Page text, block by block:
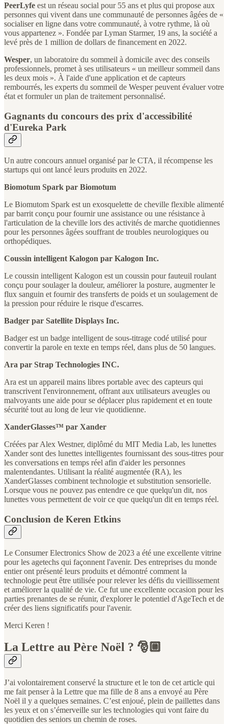
PeerLyfe est un réseau social pour 55 ans et plus qui propose aux
personnes qui vivent dans une communauté de personnes âgées de «
socialiser en ligne dans votre communauté, à votre rythme, là où
vous appartenez ». Fondée par Lyman Starmer, 19 ans, la société a
levé près de 1 million de dollars de financement en 2022.
Wesper, un laboratoire du sommeil à domicile avec des conseils
professionnels, promet à ses utilisateurs « un meilleur sommeil dans
les deux mois ». À l'aide d'une application et de capteurs
rembourrés, les experts du sommeil de Wesper peuvent évaluer votre
état et formuler un plan de traitement personnalisé.
Gagnants du concours des prix d'accessibilité
d'Eureka Park
Un autre concours annuel organisé par le CTA, il récompense les
startups qui ont lancé leurs produits en 2022.
Biomotum Spark par Biomotum
Le Biomutom Spark est un exosquelette de cheville flexible alimenté
par barrit conçu pour fournir une assistance ou une résistance à
l'articulation de la cheville lors des activités de marche quotidiennes
pour les personnes âgées souffrant de troubles neurologiques ou
orthopédiques.
Coussin intelligent Kalogon par Kalogon Inc.
Le coussin intelligent Kalogon est un coussin pour fauteuil roulant
conçu pour soulager la douleur, améliorer la posture, augmenter le
flux sanguin et fournir des transferts de poids et un soulagement de
la pression pour réduire le risque d'escarres.
Badger par Satellite Displays Inc.
Badger est un badge intelligent de sous-titrage codé utilisé pour
convertir la parole en texte en temps réel, dans plus de 50 langues.
Ara par Strap Technologies INC.
Ara est un appareil mains libres portable avec des capteurs qui
transcrivent l'environnement, offrant aux utilisateurs aveugles ou
malvoyants une aide pour se déplacer plus rapidement et en toute
sécurité tout au long de leur vie quotidienne.
XanderGlasses™ par Xander
Créées par Alex Westner, diplômé du MIT Media Lab, les lunettes
Xander sont des lunettes intelligentes fournissant des sous-titres pour
les conversations en temps réel afin d'aider les personnes
malentendantes. Utilisant la réalité augmentée (RA), les
XanderGlasses combinent technologie et substitution sensorielle.
Lorsque vous ne pouvez pas entendre ce que quelqu'un dit, nos
lunettes vous permettent de voir ce que quelqu'un dit en temps réel.
Conclusion de Keren Etkins
Le Consumer Electronics Show de 2023 a été une excellente vitrine
pour les agetechs qui façonnent l'avenir. Des entreprises du monde
entier ont présenté leurs produits et démontré comment la
technologie peut être utilisée pour relever les défis du vieillissement
et améliorer la qualité de vie. Ce fut une excellente occasion pour les
parties prenantes de se réunir, d'explorer le potentiel d'AgeTech et de
créer des liens significatifs pour l'avenir.
Merci Keren !
La Lettre au Père Noël ? 🎅🏼
J’ai volontairement conservé la structure et le ton de cet article qui
me fait penser à la Lettre que ma fille de 8 ans a envoyé au Père
Noël il y a quelques semaines. C’est enjoué, plein de paillettes dans
les yeux et on s’émerveille sur les technologies qui vont faire du
quotidien des seniors un chemin de roses.